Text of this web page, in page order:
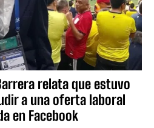
relata que estuvo
a una oferta laboral
en Facebook